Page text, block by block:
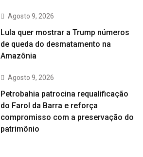
Agosto 9, 2026
Lula quer mostrar a Trump números
de queda do desmatamento na
Amazônia
Agosto 9, 2026
Petrobahia patrocina requalificação
do Farol da Barra e reforça
compromisso com a preservação do
patrimônio